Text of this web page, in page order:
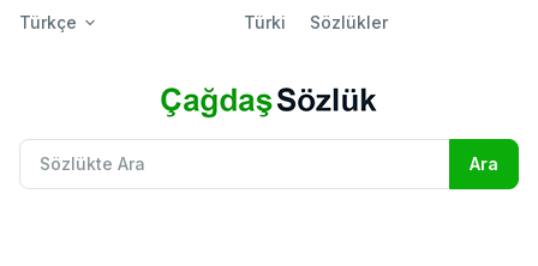
Türkçe Türki Sözlükler